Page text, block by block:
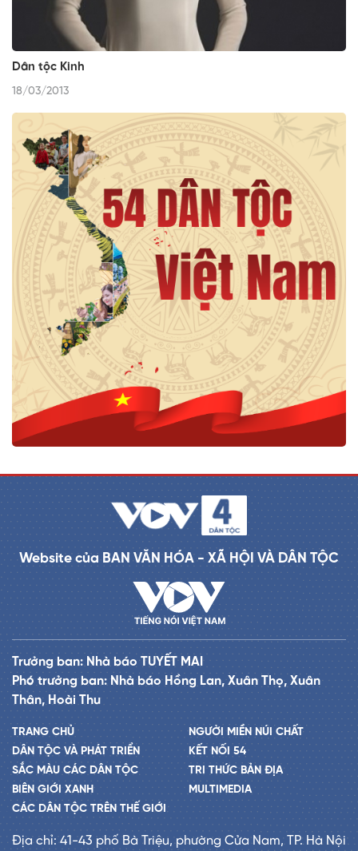
Dân tộc Kinh
18/03/2013
Website của BAN VĂN HÓA - XÃ HỘI VÀ DÂN TỘC
Trưởng ban: Nhà báo TUYẾT MAI
Phó trưởng ban: Nhà báo Hồng Lan, Xuân Thọ, Xuân
Thân, Hoài Thu
TRANG CHỦ
DÂN TỘC VÀ PHÁT TRIỂN
SẮC MÀU CÁC DÂN TỘC
BIÊN GIỚI XANH
CÁC DÂN TỘC TRÊN THẾ GIỚI
NGƯỜI MIỀN NÚI CHẤT
KẾT NỐI 54
TRI THỨC BẢN ĐỊA
MULTIMEDIA
Địa chỉ: 41-43 phố Bà Triệu, phường Cửa Nam, TP. Hà Nội